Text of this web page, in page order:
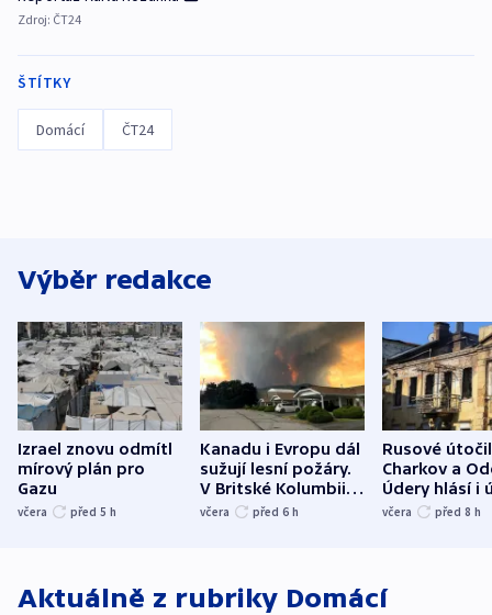
Zdroj: ČT24
ŠTÍTKY
Domácí ČT24
Výběr redakce
Izrael znovu odmítl
mírový plán pro
Gazu
včera před 5 h
Kanadu i Evropu dál
sužují lesní požáry.
V Britské Kolumbii
evakuovali tisíce lidí
včera před 6 h
Rusové
Charkov a
Údery hlásí i
Bělgorodu
včera před 8 h
Aktuálně z rubriky Domácí